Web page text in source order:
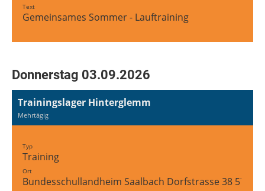
Text
Gemeinsames Sommer - Lauftraining
Donnerstag 03.09.2026
Trainingslager Hinterglemm
Mehrtägig
Typ
Training
Ort
Bundesschullandheim Saalbach Dorfstrasse 38 5754